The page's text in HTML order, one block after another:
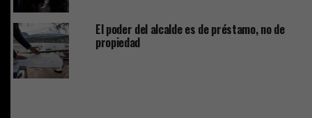
El poder del alcalde es de préstamo, no de
propiedad